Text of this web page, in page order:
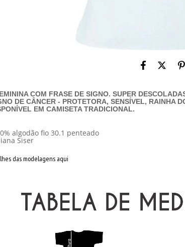
COM FRASE DE SIGNO. SUPER
DE CÂNCER - PROTETORA, SENSÍVEL, RAINHA
EM CAMISETA TRADICIONAL.
algodão fio 30.1 penteado
Siser
das modelagens aqui